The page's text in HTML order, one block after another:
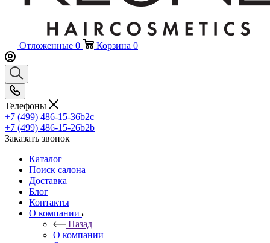
Отложенные 0 Корзина 0
Телефоны
+7 (499) 486-15-36b2c
+7 (499) 486-15-26b2b
Заказать звонок
Каталог
Поиск салона
Доставка
Блог
Контакты
О компании
Назад
О компании